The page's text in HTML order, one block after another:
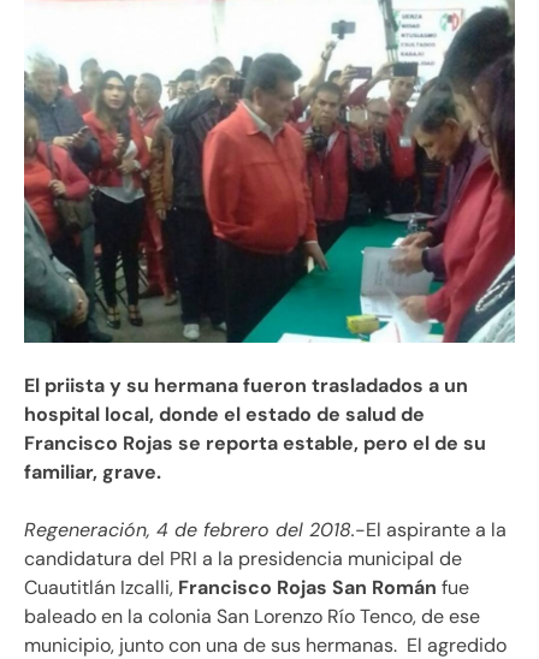
El priista y su hermana fueron trasladados a un
hospital local, donde el estado de salud de
Francisco Rojas se reporta estable, pero el de su
familiar, grave.
Regeneración, 4 de febrero del 2018.-El aspirante a la
candidatura del PRI a la presidencia municipal de
Cuautitlán Izcalli, Francisco Rojas San Román fue
baleado en la colonia San Lorenzo Río Tenco, de ese
municipio, junto con una de sus hermanas. El agredido